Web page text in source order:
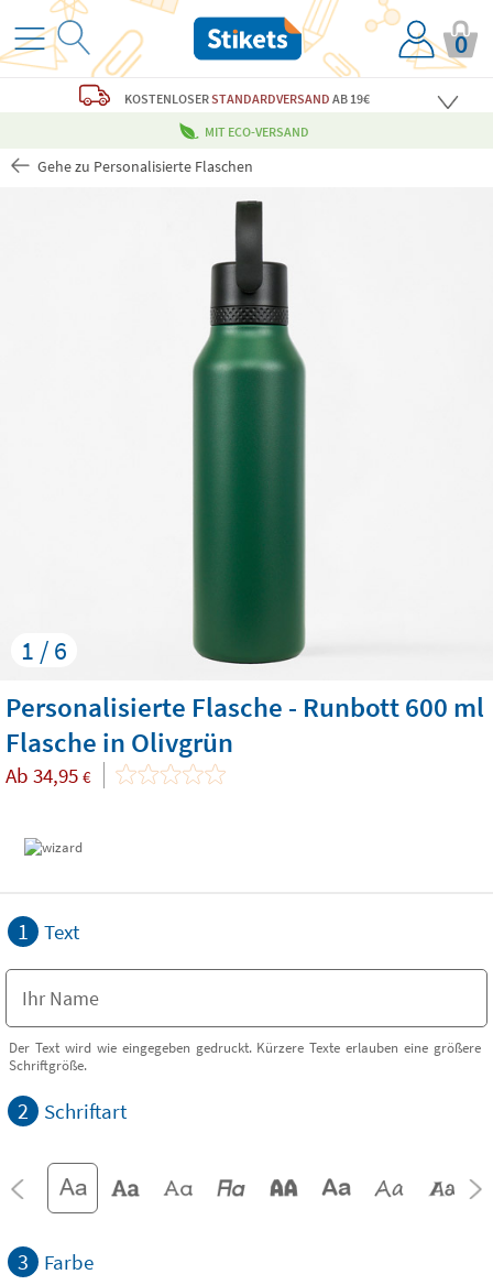
0
KOSTENLOSERSTANDARDVERSAND AB 19€
MIT ECO-VERSAND
Gehe zu Personalisierte Flaschen
1 / 6
Personalisierte Flasche - Runbott 600 ml
Flasche in Olivgrün
Ab 34,95 €
1 Text
Der Text wird wie eingegeben gedruckt. Kürzere Texte erlauben eine größere
Schriftgröße.
2 Schriftart
3 Farbe